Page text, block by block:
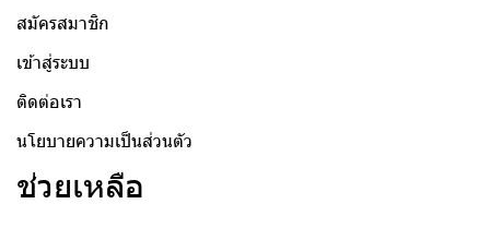
สมัครสมาชิก
เข้าสู่ระบบ
ติดต่อเรา
นโยบายความเป็นส่วนตัว
ช่วยเหลือ